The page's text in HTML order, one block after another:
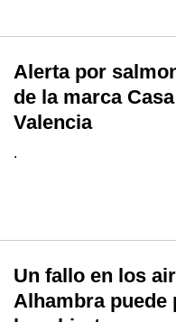
Alerta por
de la marca
Valencia
.
Un fallo en los
Alhambra puede